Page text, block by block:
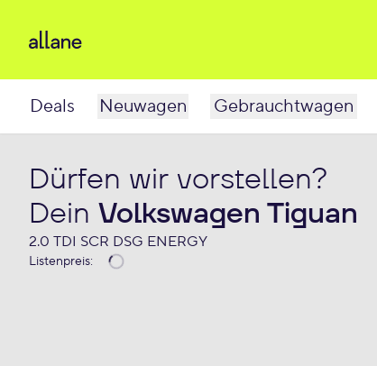
Deals Neuwagen Gebrauchtwagen
Dürfen wir vorstellen?
Dein Volkswagen Tiguan
2.0 TDI SCR DSG ENERGY
Listenpreis: